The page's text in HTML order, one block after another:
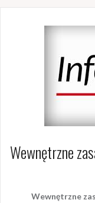
Wewnętrzne
Wewnętrzne